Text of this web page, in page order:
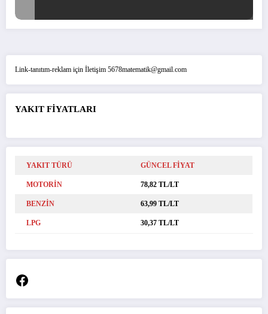
Link-tanıtım-reklam için İletişim 5678matematik@gmail.com
YAKIT FİYATLARI
YAKIT TÜRÜ GÜNCEL FİYAT
MOTORİN 78,82 TL/LT
BENZİN 63,99 TL/LT
LPG 30,37 TL/LT
Facebook